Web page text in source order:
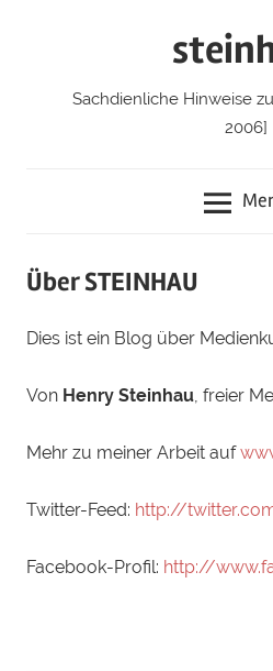
Sachdienliche Hinweise
2006]
Über STEINHAU
Dies ist ein Blog über
Von Henry Steinhau, freier
Mehr zu meiner Arbeit auf
Twitter-Feed: http://
Facebook-Profil: http://